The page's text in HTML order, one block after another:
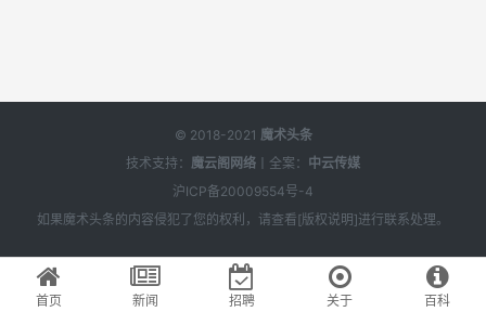
© 2018-2021 魔术头条
技术支持： 魔云阁网络 丨全案： 中云传媒
沪ICP备20009554号-4
如果 魔术头条的内容侵犯了您的权利，请查看[版权说明 ]进行联系处理。
首页 新闻 招聘 关于 百科